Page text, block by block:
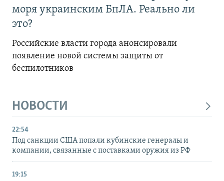
моря украинским БпЛА. Реально ли
это?
Российские власти города анонсировали
появление новой системы защиты от
беспилотников
НОВОСТИ
22:54
Под санкции США попали кубинские генералы и
компании, связанные с поставками оружия из РФ
19:15